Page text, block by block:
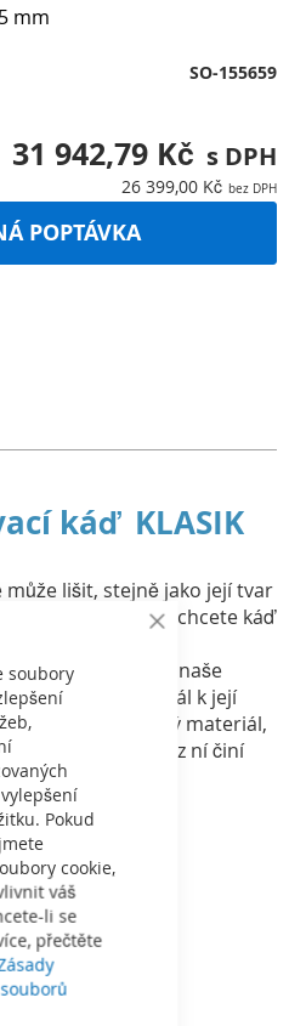
Close
Bar
soubory
Pokud
cookie,
váš
li se
přečtěte
5 mm
31 942,79 Kč
26 399,00 Kč
SO-155659
POPTÁVKA
káď KLASIK
může lišit, stejně jako její tvar
Pokud chcete káď
chladném období
je pro tento účel naše
Použitý materiál k její
a ekologický materiál,
teplotu, což z ní činí
těla po dlouhém